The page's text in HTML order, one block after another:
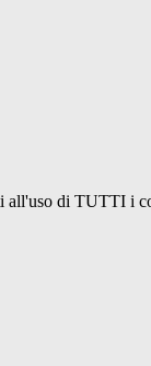
all'uso di TUTTI i